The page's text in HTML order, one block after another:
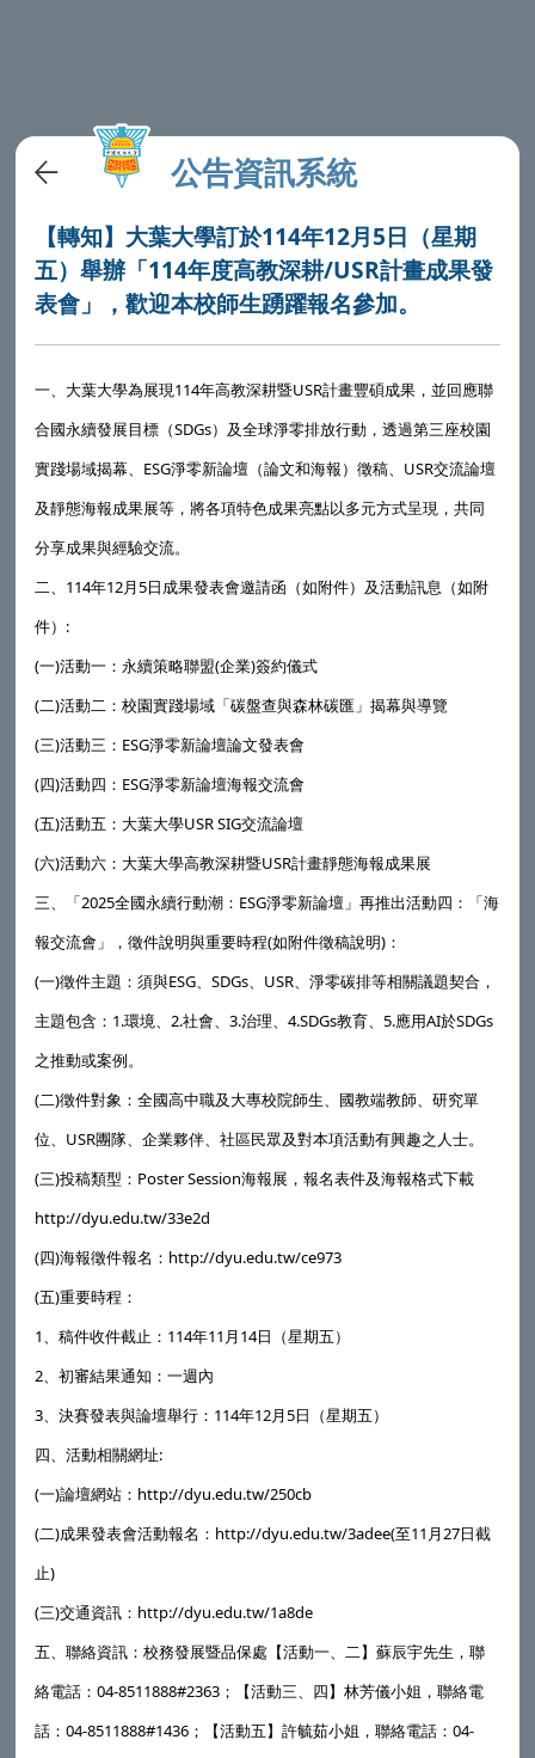
公告資訊系統
【轉知】大葉大學訂於114年12月5日（星期
五）舉辦「114年度高教深耕/USR計畫成果發
表會」，歡迎本校師生踴躍報名參加。
一、 大葉大學為展現114年高教深耕暨USR計畫豐碩成果，並回應聯
合國永續發展目標（SDGs）及全球淨零排放行動，透過第三座校園
實踐場域揭幕、ESG淨零新論壇（論文和海報）徵稿、USR交流論壇
及靜態海報成果展等，將各項特色成果亮點以多元方式呈現，共同
分享成果與經驗交流。
二、114年12月5日成果發表會邀請函（如附件）及活動訊息（如附
件）:
(一)活動一：永續策略聯盟(企業)簽約儀式
(二)活動二：校園實踐場域「碳盤查與森林碳匯」揭幕與導覽
(三)活動三：ESG淨零新論壇論文發表會
(四)活動四：ESG淨零新論壇海報交流會
(五)活動五：大葉大學USR SIG交流論壇
(六)活動六：大葉大學高教深耕暨USR計畫靜態海報成果展
三、「2025全國永續行動潮：ESG淨零新論壇」再推出活動四：「海
報交流會」，徵件說明與重要時程(如附件徵稿說明)：
(一)徵件主題：須與ESG、SDGs、USR、淨零碳排等相關議題契合，
主題包含：1.環境、2.社會、3.治理、4.SDGs教育、5.應用AI於SDGs
之推動或案例。
(二)徵件對象：全國高中職及大專校院師生、國教端教師、研究單
位、USR團隊、企業夥伴、社區民眾及對本項活動有興趣之人士。
(三)投稿類型：Poster Session海報展，報名表件及海報格式下載
http://dyu.edu.tw/33e2d
(四)海報徵件報名：http://dyu.edu.tw/ce973
(五)重要時程：
1、稿件收件截止：114年11月14日（星期五）
2、初審結果通知：一週內
3、決賽發表與論壇舉行：114年12月5日（星期五）
四、活動相關網址:
(一)論壇網站：http://dyu.edu.tw/250cb
(二)成果發表會活動報名：http://dyu.edu.tw/3adee(至11月27日截
止)
(三)交通資訊：http://dyu.edu.tw/1a8de
五、聯絡資訊：校務發展暨品保處【活動一、二】蘇辰宇先生，聯
絡電話：04-8511888#2363；【活動三、四】林芳儀小姐，聯絡電
話：04-8511888#1436；【活動五】許毓茹小姐，聯絡電話：04-